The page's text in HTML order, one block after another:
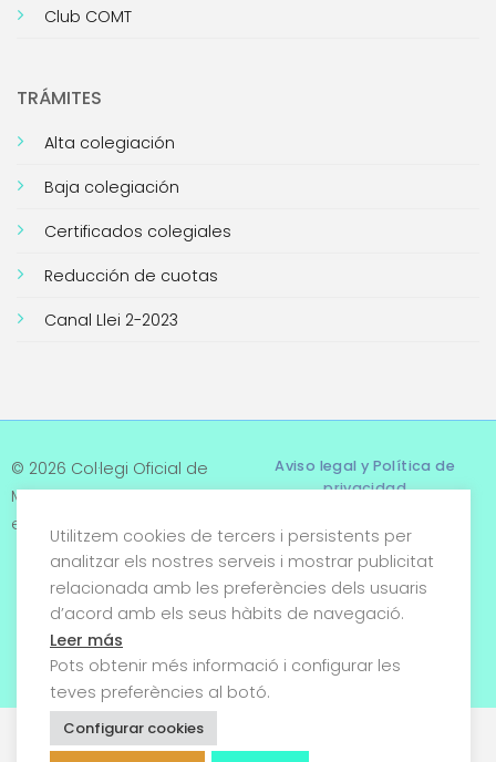
Club COMT
TRÁMITES
Alta colegiación
Baja colegiación
Certificados colegiales
Reducción de cuotas
Canal Llei 2-2023
© 2026 Col·legi Oficial de
Metges de Tarragona. Tots
els drets reservats
Aviso legal y Política de
privacidad
Términos y condiciones
Política de cookies
Utilitzem cookies de tercers i persistents per
analitzar els nostres serveis i mostrar publicitat
relacionada amb les preferències dels usuaris
d’acord amb els seus hàbits de navegació.
Leer más
Pots obtenir més informació i configurar les
teves preferències al botó.
Configurar cookies